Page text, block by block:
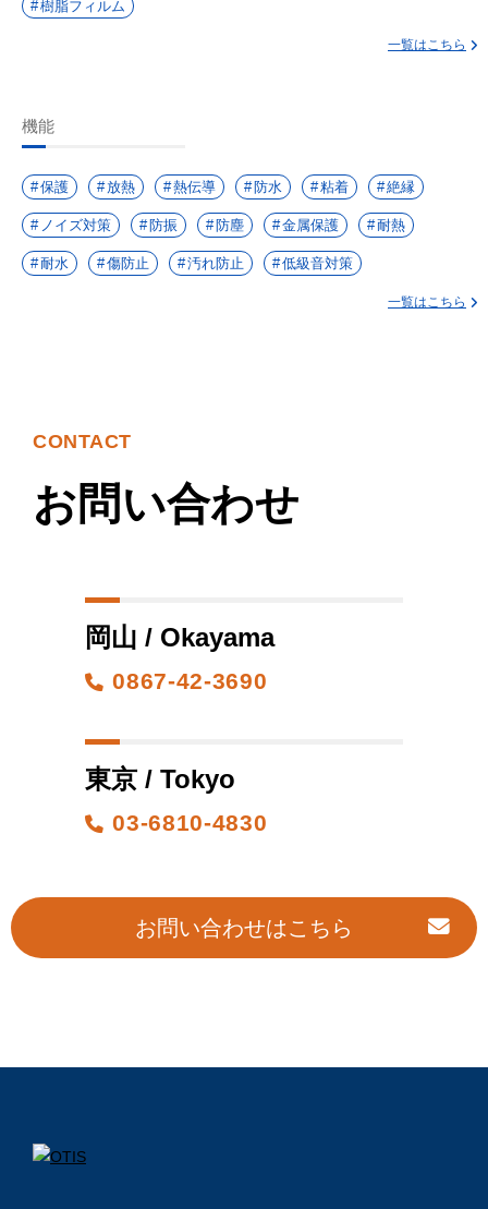
樹脂フィルム
一覧はこちら
機能
保護 放熱 熱伝導 防水 粘着 絶縁
ノイズ対策 防振 防塵 金属保護 耐熱
耐水 傷防止 汚れ防止 低級音対策
一覧はこちら
CONTACT
お問い合わせ
岡山 / Okayama
0867-42-3690
東京 / Tokyo
03-6810-4830
お問い合わせはこちら